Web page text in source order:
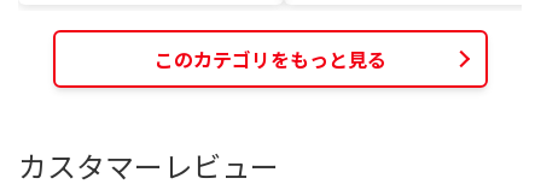
このカテゴリをもっと見る
カスタマーレビュー